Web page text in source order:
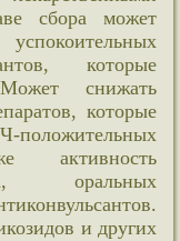
сбора может
которые
снижать
которые
активность
оральных
и других